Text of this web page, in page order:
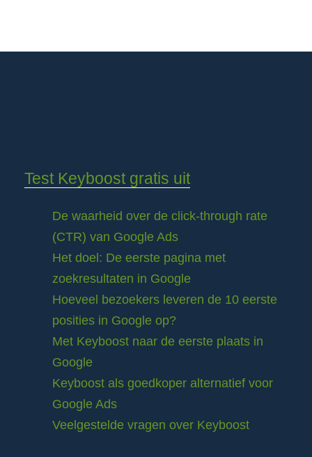
Test Keyboost gratis uit
De waarheid over de click-through rate
(CTR) van Google Ads
Het doel: De eerste pagina met
zoekresultaten in Google
Hoeveel bezoekers leveren de 10 eerste
posities in Google op?
Met Keyboost naar de eerste plaats in
Google
Keyboost als goedkoper alternatief voor
Google Ads
Veelgestelde vragen over Keyboost